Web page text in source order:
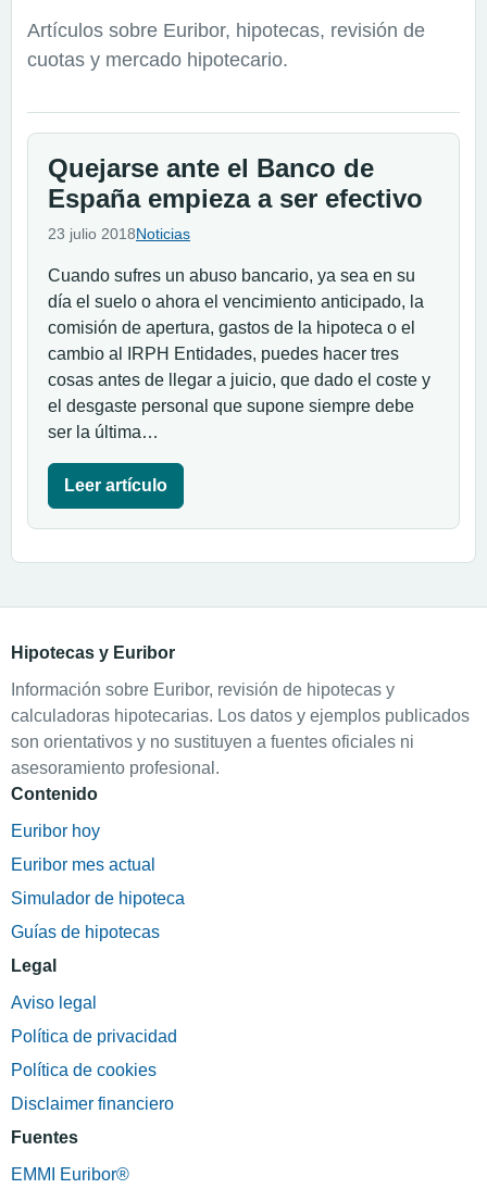
Artículos sobre Euribor, hipotecas, revisión de
cuotas y mercado hipotecario.
Quejarse ante el Banco de
España empieza a ser efectivo
23 julio 2018Noticias
Cuando sufres un abuso bancario, ya sea en su
día el suelo o ahora el vencimiento anticipado, la
comisión de apertura, gastos de la hipoteca o el
cambio al IRPH Entidades, puedes hacer tres
cosas antes de llegar a juicio, que dado el coste y
el desgaste personal que supone siempre debe
ser la última…
Leer artículo
Hipotecas y Euribor
Información sobre Euribor, revisión de hipotecas y
calculadoras hipotecarias. Los datos y ejemplos publicados
son orientativos y no sustituyen a fuentes oficiales ni
asesoramiento profesional.
Contenido
Euribor hoy
Euribor mes actual
Simulador de hipoteca
Guías de hipotecas
Legal
Aviso legal
Política de privacidad
Política de cookies
Disclaimer financiero
Fuentes
EMMI Euribor®